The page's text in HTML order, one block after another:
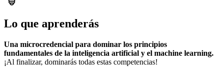
Lo que aprenderás
Una microcredencial para dominar los principios
fundamentales de la inteligencia artificial y el machine learning.
¡Al finalizar, dominarás todas estas competencias!